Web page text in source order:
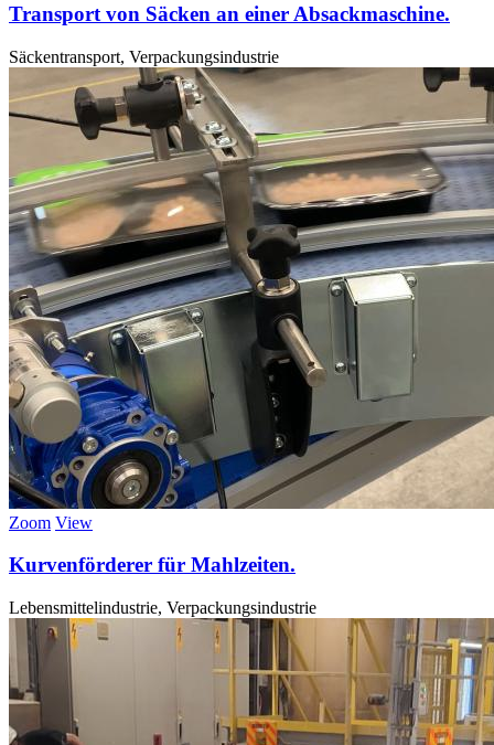
Transport von Säcken an einer Absackmaschine.
Säckentransport, Verpackungsindustrie
Zoom View
Kurvenförderer für Mahlzeiten.
Lebensmittelindustrie, Verpackungsindustrie